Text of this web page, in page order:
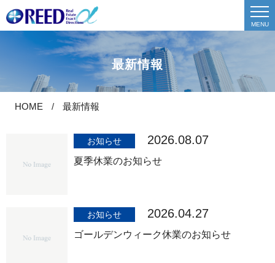
最新情報
HOME 最新情報
お知らせ 2026.08.07
夏季休業のお知らせ
お知らせ 2026.04.27
ゴールデンウィーク休業のお知らせ